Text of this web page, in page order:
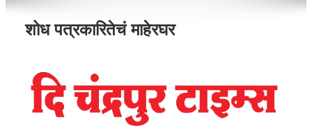
शोध पत्रकारितेचं माहेरघर